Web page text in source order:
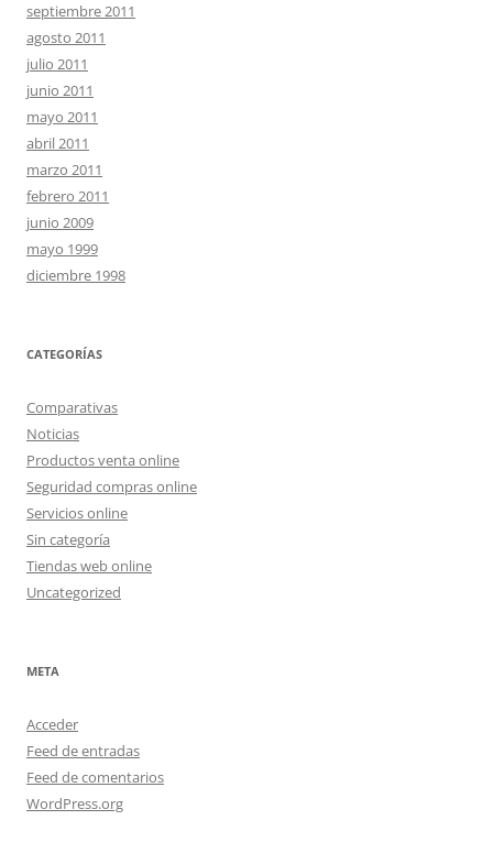
septiembre 2011
agosto 2011
julio 2011
junio 2011
mayo 2011
abril 2011
marzo 2011
febrero 2011
junio 2009
mayo 1999
diciembre 1998
CATEGORÍAS
Comparativas
Noticias
Productos venta online
Seguridad compras online
Servicios online
Sin categoría
Tiendas web online
Uncategorized
META
Acceder
Feed de entradas
Feed de comentarios
WordPress.org